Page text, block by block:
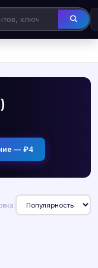
— ₽4